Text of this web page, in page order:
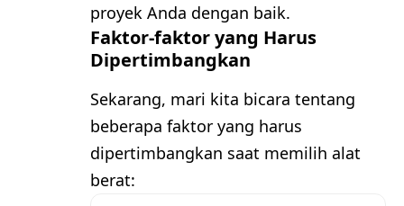
proyek Anda dengan baik.
Faktor-faktor yang Harus
Dipertimbangkan
Sekarang, mari kita bicara tentang
beberapa faktor yang harus
dipertimbangkan saat memilih alat
berat: